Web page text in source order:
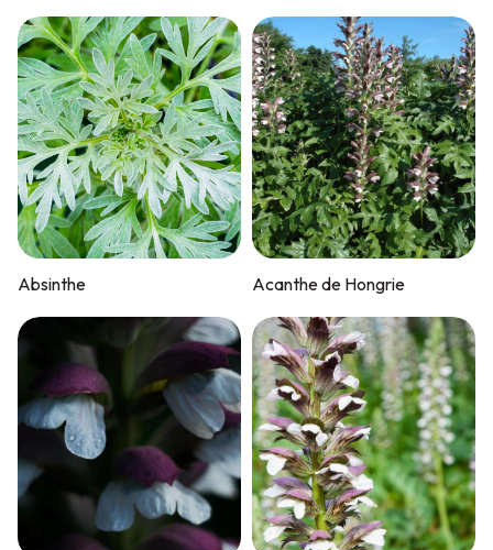
Absinthe Acanthe de Hongrie